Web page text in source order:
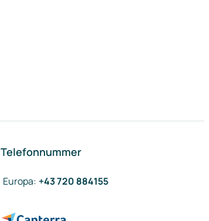
Telefonnummer
Europa: +43 720 884155